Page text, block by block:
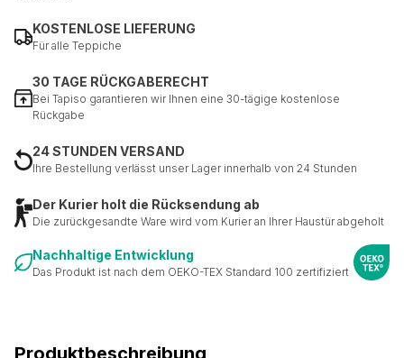
Produktbeschreibung
KOSTENLOSE LIEFERUNG
Für alle Teppiche
30 TAGE RÜCKGABERECHT
Bei Tapiso garantieren wir Ihnen eine 30-tägige kostenlose
Rückgabe
24 STUNDEN VERSAND
Ihre Bestellung verlässt unser Lager innerhalb von 24 Stunden
Der Kurier holt die Rücksendung ab
Die zurückgesandte Ware wird vom Kurier an Ihrer Haustür abgeholt
Nachhaltige Entwicklung
Das Produkt ist nach dem OEKO-TEX Standard 100 zertifiziert